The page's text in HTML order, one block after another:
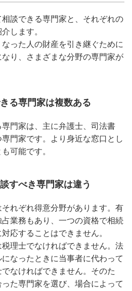
談できる専門家と、それぞれの
します。
った人の財産を引き継ぐために
り、さまざまな分野の専門家が
る専門家は複数ある
門家は、主に弁護士、司法書
門家です。より身近な窓口とし
可能です。
すべき専門家は違う
れぞれ得意分野があります。有
業務もあり、一つの資格で相続
応することはできません。
理士でなければできません。法
なったときに当事者に代わって
なければできません。そのた
た専門家を選び、場合によって